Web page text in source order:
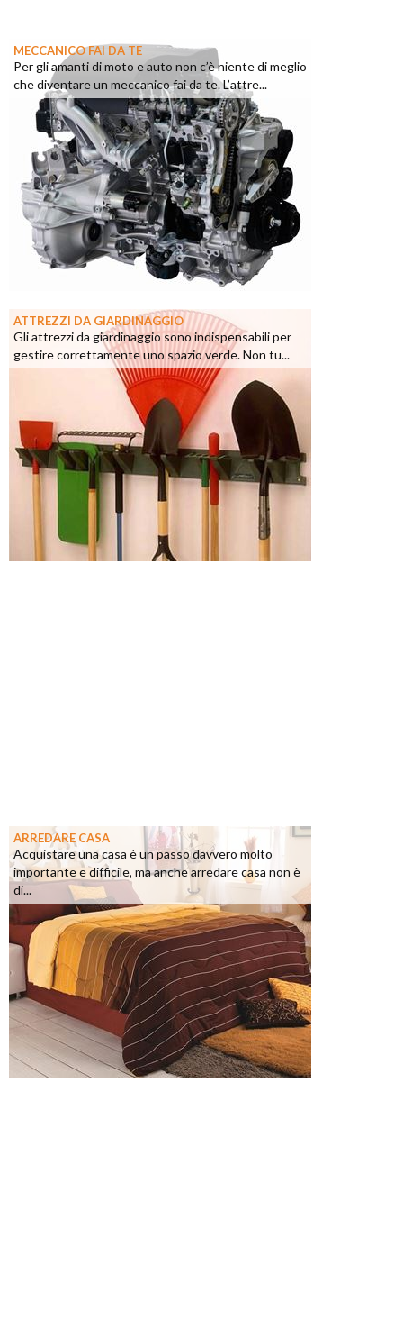
MECCANICO FAI DA TE
Per gli amanti di moto e auto non c’è niente di meglio
che diventare un meccanico fai da te. L’attre...
ATTREZZI DA GIARDINAGGIO
Gli attrezzi da giardinaggio sono indispensabili per
gestire correttamente uno spazio verde. Non tu...
ARREDARE CASA
Acquistare una casa è un passo davvero molto
importante e difficile, ma anche arredare casa non è
di...